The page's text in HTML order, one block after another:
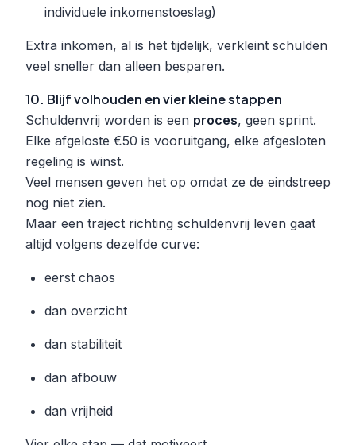
individuele inkomenstoeslag)
Extra inkomen, al is het tijdelijk, verkleint schulden
veel sneller dan alleen besparen.
10. Blijf volhouden en vier kleine stappen
Schuldenvrij worden is een proces, geen sprint.
Elke afgeloste €50 is vooruitgang, elke afgesloten
regeling is winst.
Veel mensen geven het op omdat ze de eindstreep
nog niet zien.
Maar een traject richting schuldenvrij leven gaat
altijd volgens dezelfde curve:
eerst chaos
dan overzicht
dan stabiliteit
dan afbouw
dan vrijheid